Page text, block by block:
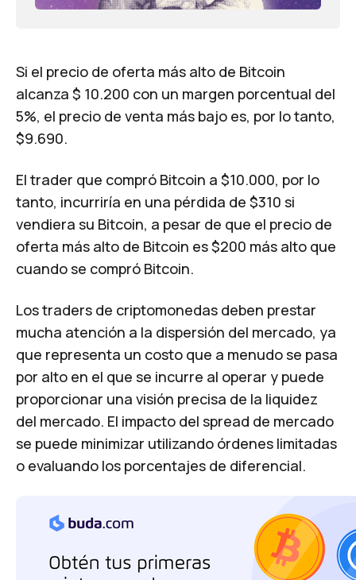
Si el precio de oferta más alto de Bitcoin
alcanza $ 10.200 con un margen porcentual del
5%, el precio de venta más bajo es, por lo tanto,
$9.690.
El trader que compró Bitcoin a $10.000, por lo
tanto, incurriría en una pérdida de $310 si
vendiera su Bitcoin, a pesar de que el precio de
oferta más alto de Bitcoin es $200 más alto que
cuando se compró Bitcoin.
Los traders de criptomonedas deben prestar
mucha atención a la dispersión del mercado, ya
que representa un costo que a menudo se pasa
por alto en el que se incurre al operar y puede
proporcionar una visión precisa de la liquidez
del mercado. El impacto del spread de mercado
se puede minimizar utilizando órdenes limitadas
o evaluando los porcentajes de diferencial.